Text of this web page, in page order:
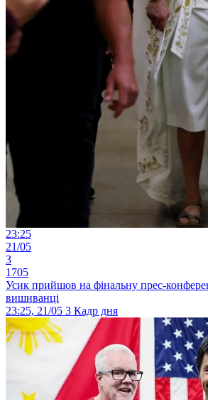
23:25
21/05
3
1705
Усик прийшов на фінальну прес-
вишиванці
23:25, 21/05 3 Кадр дня